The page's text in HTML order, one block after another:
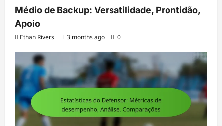
Médio de Backup: Versatilidade, Prontidão,
Apoio
Ethan Rivers 3 months ago 0